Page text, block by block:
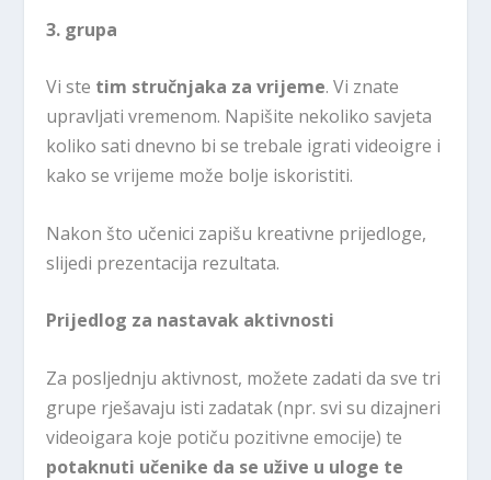
3. grupa
Vi ste tim stručnjaka za vrijeme. Vi znate
upravljati vremenom. Napišite nekoliko savjeta
koliko sati dnevno bi se trebale igrati videoigre i
kako se vrijeme može bolje iskoristiti.
Nakon što učenici zapišu kreativne prijedloge,
slijedi prezentacija rezultata.
Prijedlog za nastavak aktivnosti
Za posljednju aktivnost, možete zadati da sve tri
grupe rješavaju isti zadatak (npr. svi su dizajneri
videoigara koje potiču pozitivne emocije) te
potaknuti učenike da se užive u uloge te